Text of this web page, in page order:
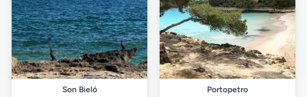
Son Bieló Portopetro